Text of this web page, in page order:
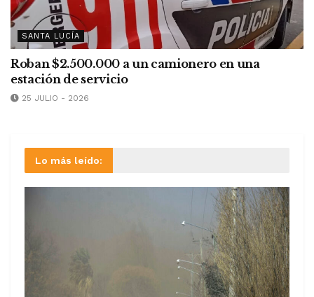
SANTA LUCÍA
Roban $2.500.000 a un camionero en una
estación de servicio
25 JULIO - 2026
Lo más leído: